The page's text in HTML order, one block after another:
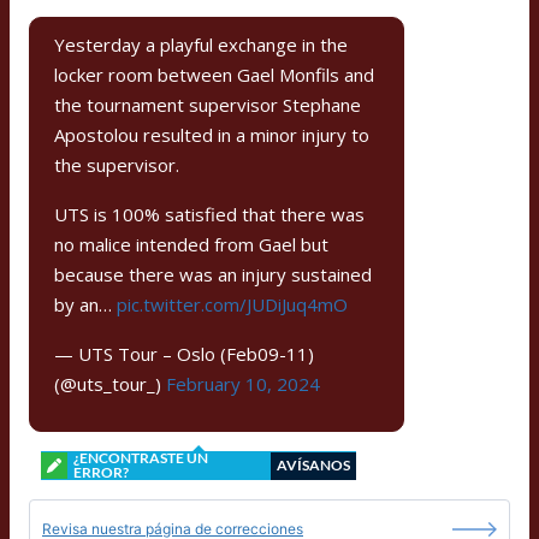
Yesterday a playful exchange in the
locker room between Gael Monfils and
the tournament supervisor Stephane
Apostolou resulted in a minor injury to
the supervisor.
UTS is 100% satisfied that there was
no malice intended from Gael but
because there was an injury sustained
by an… pic.twitter.com/JUDiJuq4mO
— UTS Tour – Oslo (Feb09-11)
(@uts_tour_) February 10, 2024
¿ENCONTRASTE UN
ERROR?
AVÍSANOS
Revisa nuestra página de correcciones